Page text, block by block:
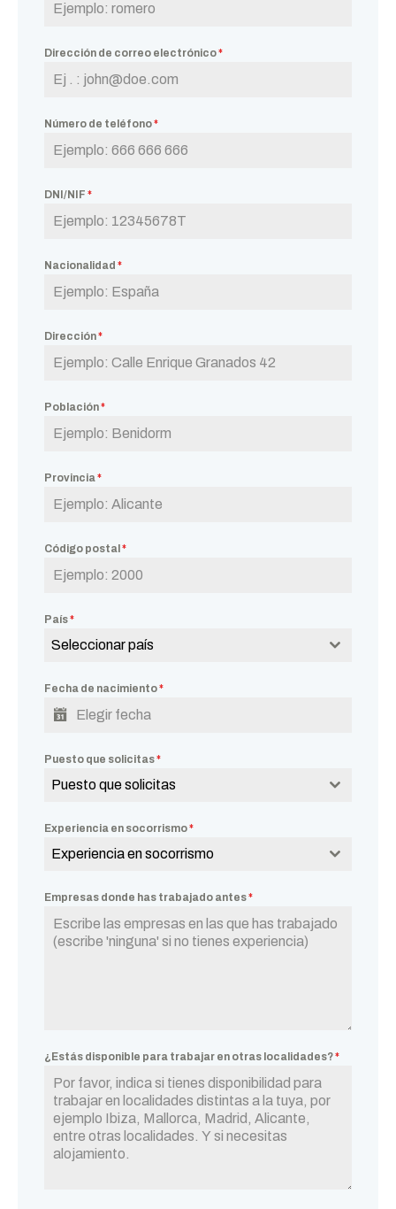
Dirección de correo electrónico*
Número de teléfono*
DNI/NIF *
Nacionalidad *
Dirección*
Población*
Provincia*
Código postal *
País*
Seleccionar país
Fecha de nacimiento*
Puesto que solicitas*
Puesto que solicitas
Experiencia en socorrismo*
Experiencia en socorrismo
Empresas donde has trabajado antes*
¿Estás disponible para trabajar en otras localidades?*